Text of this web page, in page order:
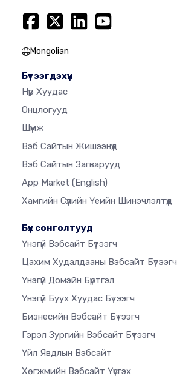
Mongolian
Бүтээгдэхүүн
Нүүр Хуудас
Онцлогууд
Шүүмж
Вэб Сайтын Жишээнүүд
Вэб Сайтын Загварууд
App Market (English)
Хамгийн Сүүлийн Үеийн Шинэчлэлтүүд
Бүх сонголтууд
Үнэгүй Вэбсайт Бүтээгч
Цахим Худалдааны Вэбсайт Бүтээгч
Үнэгүй Домэйн Бүртгэл
Үнэгүй Буух Хуудас Бүтээгч
Бизнесийн Вэбсайт Бүтээгч
Гэрэл Зургийн Вэбсайт Бүтээгч
Үйл Явдлын Вэбсайт
Хөгжмийн Вэбсайт Үүсгэх